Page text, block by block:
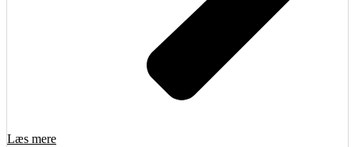
Læs mere